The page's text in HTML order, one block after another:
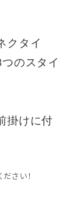
クタイ
のスタイ
掛けに付
さい！